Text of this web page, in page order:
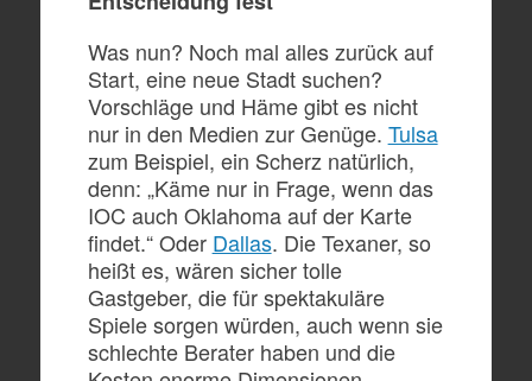
Was nun? Noch mal alles zurück auf
Start, eine neue Stadt suchen?
Vorschläge und Häme gibt es nicht
nur in den Medien zur Genüge. Tulsa
zum Beispiel, ein Scherz natürlich,
denn: „Käme nur in Frage, wenn das
IOC auch Oklahoma auf der Karte
findet.“ Oder Dallas. Die Texaner, so
heißt es, wären sicher tolle
Gastgeber, die für spektakuläre
Spiele sorgen würden, auch wenn sie
schlechte Berater haben und die